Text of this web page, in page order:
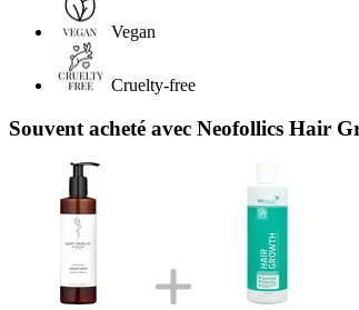
Vegan
Cruelty-free
Souvent acheté avec Neofollics Hair